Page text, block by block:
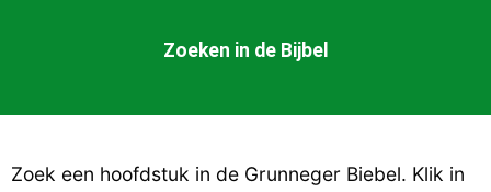
Zoeken in de Bijbel
Zoek een hoofdstuk in de Grunneger Biebel. Klik in